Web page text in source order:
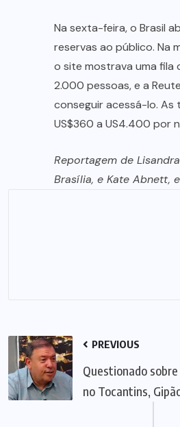
Na sexta-feira, o Brasil
reservas ao público. Na
o site mostrava uma fila
2.000 pessoas, e a
conseguir acessá-lo. As
US$360 a US4.400 por
Reportagem de
Brasília, e Kate Abnett,
PREVIOUS
Questionado
no Tocantins,